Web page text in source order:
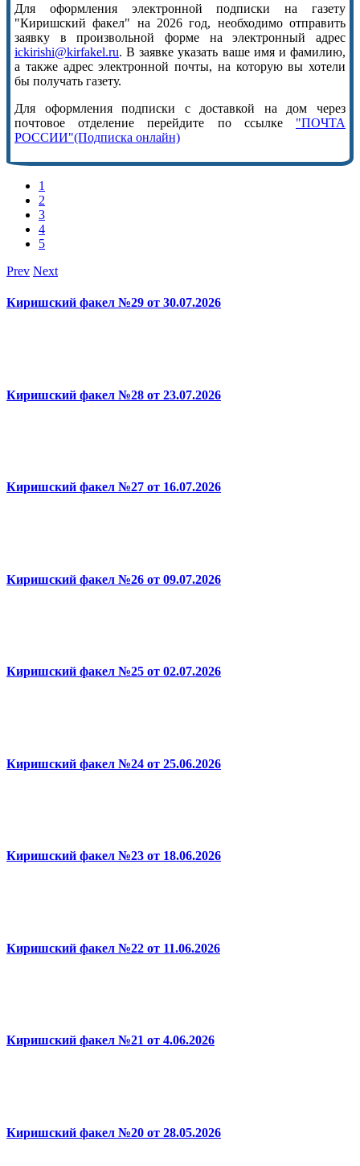
Для оформления электронной подписки на газету
"Киришский факел" на 2026 год, необходимо отправить
заявку в произвольной форме на электронный адрес
ickirishi@kirfakel.ru. В заявке указать ваше имя и фамилию,
а также адрес электронной почты, на которую вы хотели
бы получать газету.
Для оформления подписки с доставкой на дом через
почтовое отделение перейдите по ссылке "ПОЧТА
РОССИИ"(Подписка онлайн)
1
2
3
4
5
Prev Next
Киришский факел №29 от 30.07.2026
Киришский факел №28 от 23.07.2026
Киришский факел №27 от 16.07.2026
Киришский факел №26 от 09.07.2026
Киришский факел №25 от 02.07.2026
Киришский факел №24 от 25.06.2026
Киришский факел №23 от 18.06.2026
Киришский факел №22 от 11.06.2026
Киришский факел №21 от 4.06.2026
Киришский факел №20 от 28.05.2026